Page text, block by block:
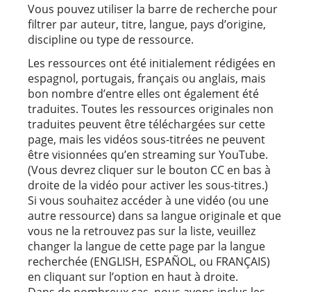
Vous pouvez utiliser la barre de recherche pour
filtrer par auteur, titre, langue, pays d’origine,
discipline ou type de ressource.
Les ressources ont été initialement rédigées en
espagnol, portugais, français ou anglais, mais
bon nombre d’entre elles ont également été
traduites. Toutes les ressources originales non
traduites peuvent être téléchargées sur cette
page, mais les vidéos sous-titrées ne peuvent
être visionnées qu’en streaming sur YouTube.
(Vous devrez cliquer sur le bouton CC en bas à
droite de la vidéo pour activer les sous-titres.)
Si vous souhaitez accéder à une vidéo (ou une
autre ressource) dans sa langue originale et que
vous ne la retrouvez pas sur la liste, veuillez
changer la langue de cette page par la langue
recherchée (ENGLISH, ESPAÑOL, ou FRANÇAIS)
en cliquant sur l’option en haut à droite.